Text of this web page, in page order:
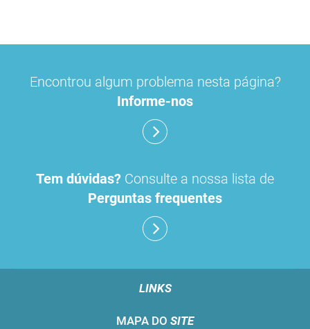
Encontrou algum problema nesta página?
Informe-nos
Tem dúvidas? Consulte a nossa lista de
Perguntas frequentes
LINKS
MAPA DO SITE